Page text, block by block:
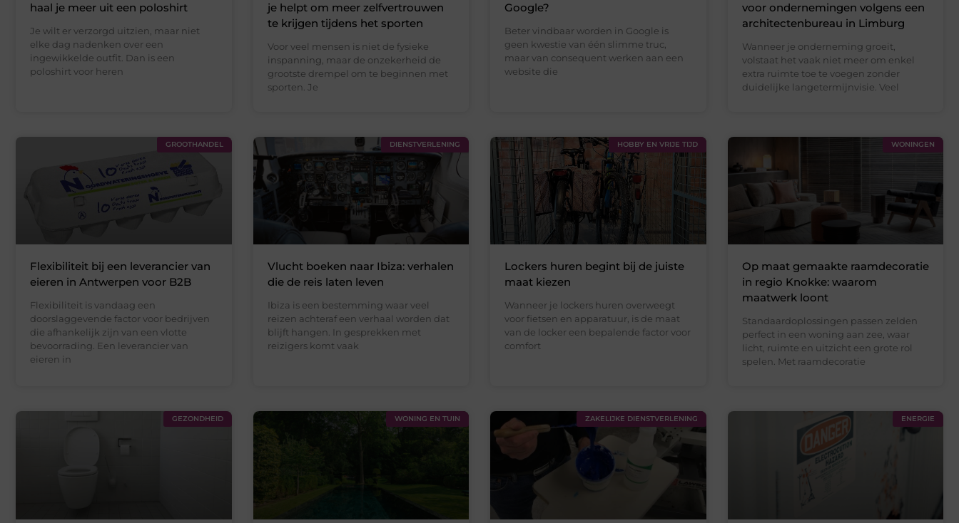
haal je meer uit een poloshirt
Je wilt er verzorgd uitzien, maar niet
elke dag nadenken over een
ingewikkelde outfit. Dan is een
poloshirt voor heren
je helpt om meer zelfvertrouwen
te krijgen tijdens het sporten
Voor veel mensen is niet de fysieke
inspanning, maar de onzekerheid de
grootste drempel om te beginnen met
sporten. Je
Google?
Beter vindbaar worden in Google is
geen kwestie van één slimme truc,
maar van consequent werken aan een
website die
voor ondernemingen volgens een
architectenbureau in Limburg
Wanneer je onderneming groeit,
volstaat het vaak niet meer om enkel
extra ruimte toe te voegen zonder
duidelijke langetermijnvisie. Veel
GROOTHANDEL
Flexibiliteit bij een leverancier van
eieren in Antwerpen voor B2B
Flexibiliteit is vandaag een
doorslaggevende factor voor bedrijven
die afhankelijk zijn van een vlotte
bevoorrading. Een leverancier van
eieren in
DIENSTVERLENING
Vlucht boeken naar Ibiza: verhalen
die de reis laten leven
Ibiza is een bestemming waar veel
reizen achteraf een verhaal worden dat
blijft hangen. In gesprekken met
reizigers komt vaak
HOBBY EN VRIJE TIJD
Lockers huren begint bij de juiste
maat kiezen
Wanneer je lockers huren overweegt
voor fietsen en apparatuur, is de maat
van de locker een bepalende factor voor
comfort
WONINGEN
Op maat gemaakte raamdecoratie
in regio Knokke: waarom
maatwerk loont
Standaardoplossingen passen zelden
perfect in een woning aan zee, waar
licht, ruimte en uitzicht een grote rol
spelen. Met raamdecoratie
GEZONDHEID WONING EN TUIN ZAKELIJKE DIENSTVERLENING ENERGIE